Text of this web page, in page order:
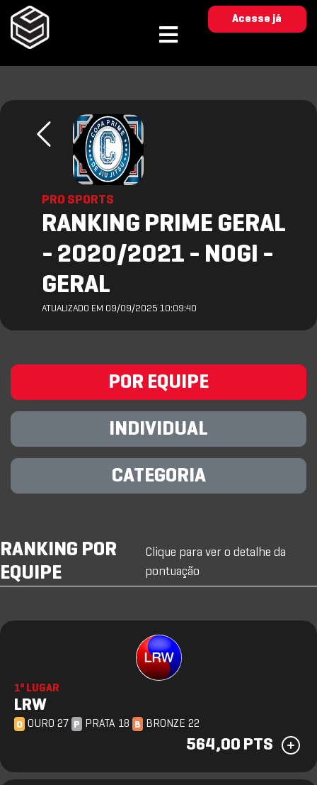
Acesse já
PRO SPORTS
RANKING PRIME GERAL
- 2020/2021 - NOGI -
GERAL
ATUALIZADO EM 09/09/2025 10:09:40
POR EQUIPE
INDIVIDUAL
CATEGORIA
RANKING POR
EQUIPE
Clique para ver o detalhe da
pontuação
1º LUGAR
LRW
O OURO 27 P PRATA 18 B BRONZE 22
564,00 PTS